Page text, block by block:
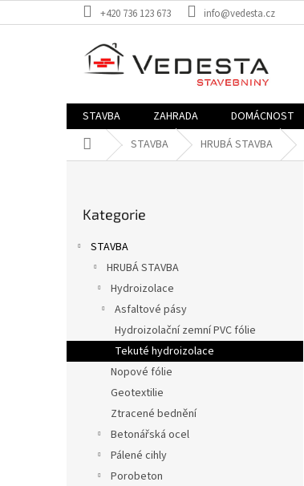
na
+420 736 123 673 info@vedesta.cz
STAVBA ZAHRADA DOMÁCNOST
Domů STAVBA HRUBÁ STAVBA
a
n
kategorie
Kategorie
STAVBA
HRUBÁ STAVBA
Hydroizolace
Asfaltové pásy
Hydroizolační zemní PVC fólie
Tekuté hydroizolace
Nopové fólie
Geotextilie
Ztracené bednění
Betonářská ocel
Pálené cihly
Porobeton